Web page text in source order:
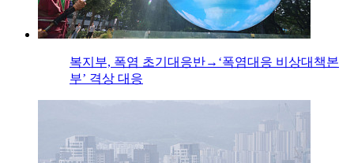
복지부, 폭염 초기대응반→‘폭염대응 비상대책본
부’ 격상 대응